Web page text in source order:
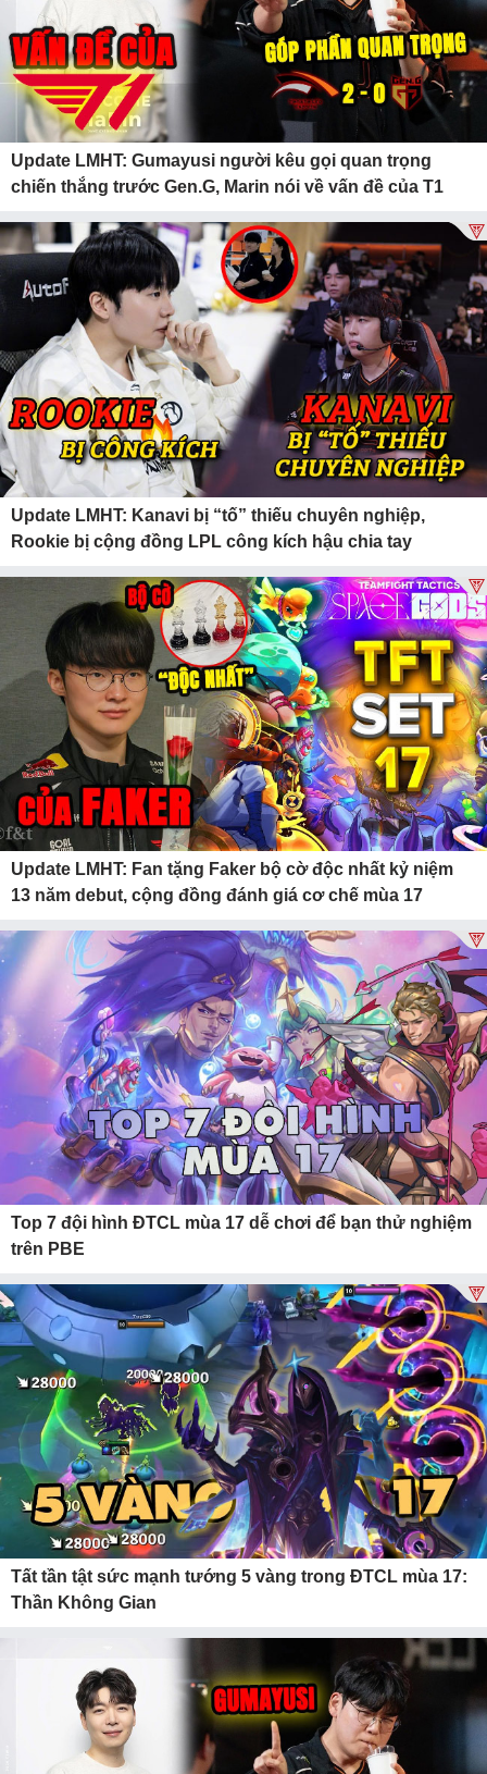
Update LMHT: Gumayusi người kêu gọi quan trọng
chiến thắng trước Gen.G, Marin nói về vấn đề của T1
Update LMHT: Kanavi bị “tố” thiếu chuyên nghiệp,
Rookie bị cộng đồng LPL công kích hậu chia tay
Update LMHT: Fan tặng Faker bộ cờ độc nhất kỷ niệm
13 năm debut, cộng đồng đánh giá cơ chế mùa 17
Top 7 đội hình ĐTCL mùa 17 dễ chơi để bạn thử nghiệm
trên PBE
Tất tần tật sức mạnh tướng 5 vàng trong ĐTCL mùa 17:
Thần Không Gian